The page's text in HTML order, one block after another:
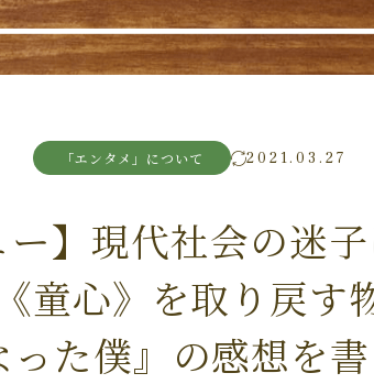
「エンタメ」について 2021.03.27
ー】現代社会の迷
童心》を取り戻す
た僕』の感想を書